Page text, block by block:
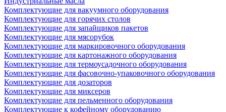
Комплектующие для вакуумного оборудования
Комплектующие для горячих столов
Комплектующие для запайщиков пакетов
Комплектующие для мясорубок
Комплектующие для маркировочного оборудования
Комплектующие для картонажного оборудования
Комплектующие для термоусадочного оборудования
Комплектующие для фасовочно-упаковочного оборудования
Комплектующие для дозаторов
Комплектующие для миксеров
Комплектующие для пельменного оборудования
Комплектующие к кофейному оборудованию